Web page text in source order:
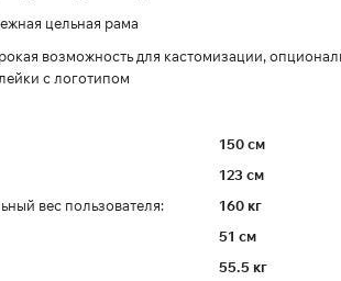
цельная рама
возможность для кастомизации,
с логотипом
150 см
123 см
вес пользователя:
160 кг
51 см
55.5 кг